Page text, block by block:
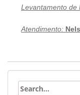
Levantamento de
Atendimento: